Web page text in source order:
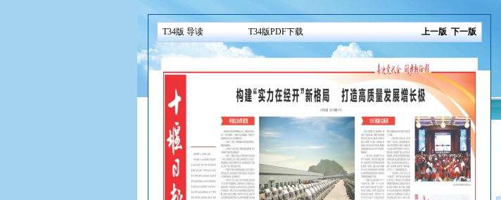
T34版 导读 T34版PDF下载 上一版 下一版